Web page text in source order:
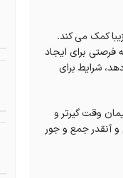
کمک می کند.
برای ایجاد
شرایط برای
وقت گیرتر و
و آنقدر جمع و جور